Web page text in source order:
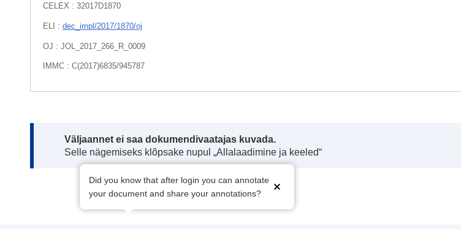
CELEX : 32017D1870
ELI : dec_impl/2017/1870/oj
OJ : JOL_2017_266_R_0009
IMMC : C(2017)6835/945787
Note:
Väljaannet ei saa dokumendivaatajas kuvada.
Selle nägemiseks klõpsake nupul „Allalaadimine ja keeled“
Did you know that after login you can annotate
your document and share your annotations?